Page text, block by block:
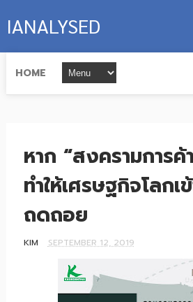
IANALYSED
HOME
หาก “สงครามการค้
ทำให้เศรษฐกิจโลกเ
ถดถอย
KIM SEPTEMBER 12, 2019